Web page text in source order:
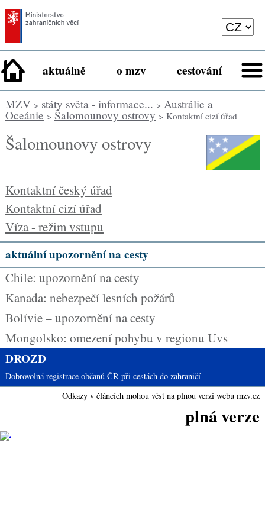
aktuálně o mzv cestování
MZV> státy světa - informace... > Austrálie a
Oceánie > Šalomounovy ostrovy > Kontaktní cizí úřad
Šalomounovy ostrovy
Kontaktní český úřad
Kontaktní cizí úřad
Víza - režim vstupu
aktuální upozornění na cesty
Chile: upozornění na cesty
Kanada: nebezpečí lesních požárů
Bolívie – upozornění na cesty
Mongolsko: omezení pohybu v regionu Uvs
DROZD
Dobrovolná registrace občanů ČR při cestách do zahraničí
Odkazy v článcích mohou vést na plnou verzi webu mzv.cz
plná verze